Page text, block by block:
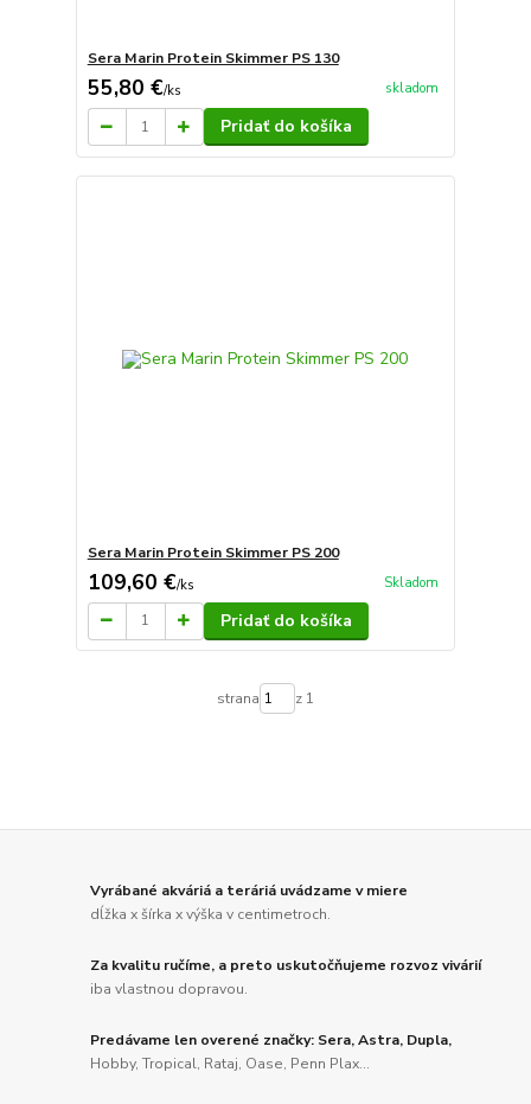
Sera Marin Protein Skimmer PS 130
55,80 €/ks skladom
Pridať do košíka
Sera Marin Protein Skimmer PS 200
109,60 €/ks Skladom
Pridať do košíka
strana z 1
Vyrábané akváriá a teráriá uvádzame v miere
dĺžka x šírka x výška v centimetroch.
Za kvalitu ručíme, a preto uskutočňujeme rozvoz vivárií
iba vlastnou dopravou.
Predávame len overené značky: Sera, Astra, Dupla,
Hobby, Tropical, Rataj, Oase, Penn Plax...